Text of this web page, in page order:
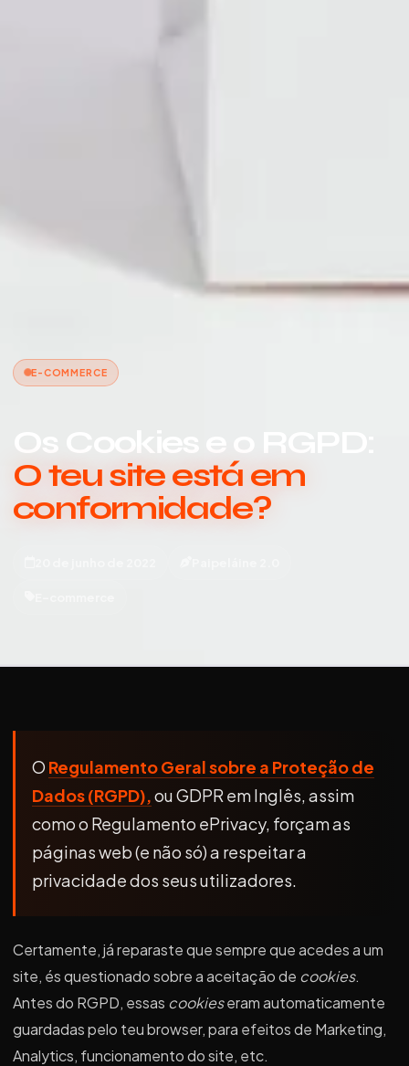
E-COMMERCE
O teu site está em
conformidade?
O Regulamento Geral sobre a Proteção de
Dados (RGPD), ou GDPR em Inglês, assim
como o Regulamento ePrivacy, forçam as
páginas web (e não só) a respeitar a
privacidade dos seus utilizadores.
Certamente, já reparaste que sempre que acedes a um
site, és questionado sobre a aceitação de cookies.
Antes do RGPD, essas cookieseram automaticamente
guardadas pelo teu browser, para efeitos de Marketing,
Analytics, funcionamento do site, etc.